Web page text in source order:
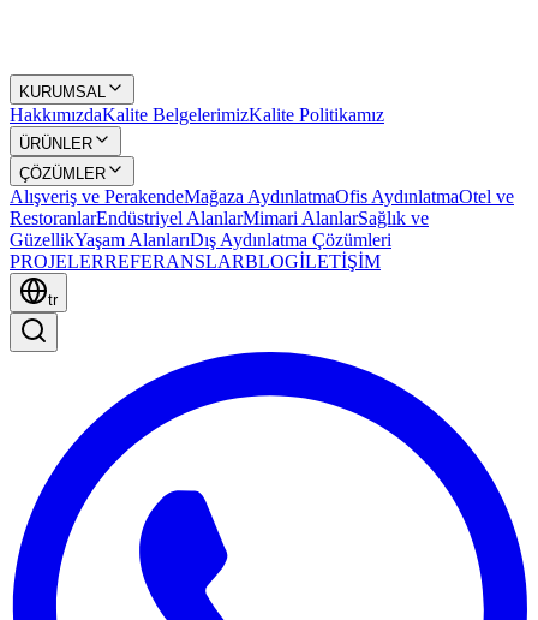
KURUMSAL
HakkımızdaKalite BelgelerimizKalite Politikamız
ÜRÜNLER
ÇÖZÜMLER
Alışveriş ve PerakendeMağaza AydınlatmaOfis AydınlatmaOtel ve
RestoranlarEndüstriyel AlanlarMimari AlanlarSağlık ve
GüzellikYaşam AlanlarıDış Aydınlatma Çözümleri
PROJELERREFERANSLARBLOGİLETİŞİM
tr